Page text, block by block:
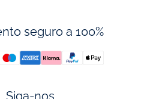
seguro a 100%
Siga-nos